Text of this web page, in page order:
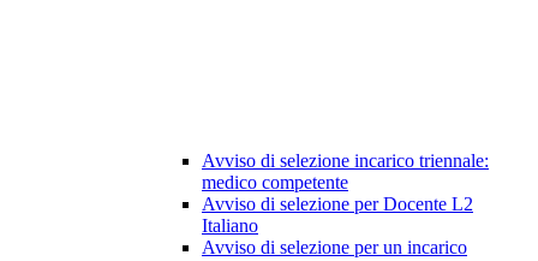
Avviso di selezione incarico triennale:
medico competente
Avviso di selezione per Docente L2
Italiano
Avviso di selezione per un incarico